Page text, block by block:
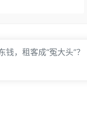
钱，租客成“冤大头”？